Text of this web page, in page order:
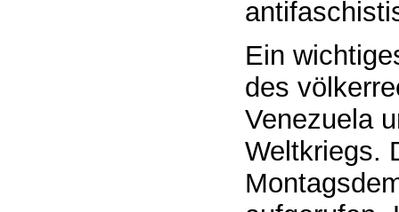
Ein
des
Venezuela
Weltkriegs.